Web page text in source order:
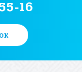
16